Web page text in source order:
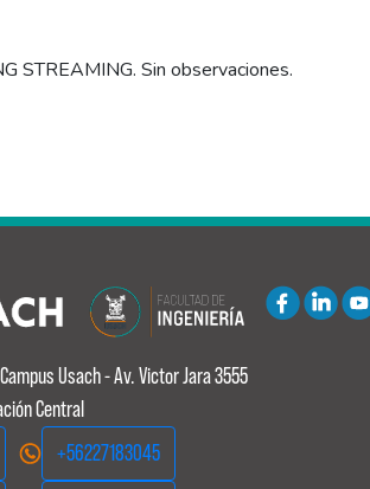
STREAMING. Sin observaciones.
Campus Usach - Av. Victor Jara 3555
Central
+56227183045